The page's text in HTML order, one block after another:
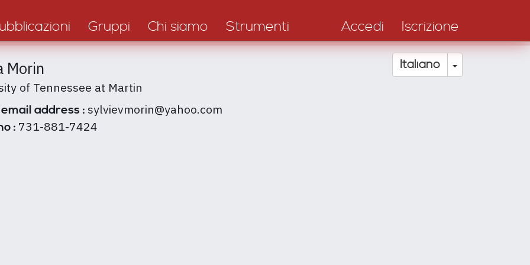
Gruppi Chi siamo Strumenti Accedi Iscrizione
Italiano Toggle
Morin
of Tennessee at Martin
address : sylvievmorin@yahoo.com
: 731-881-7424